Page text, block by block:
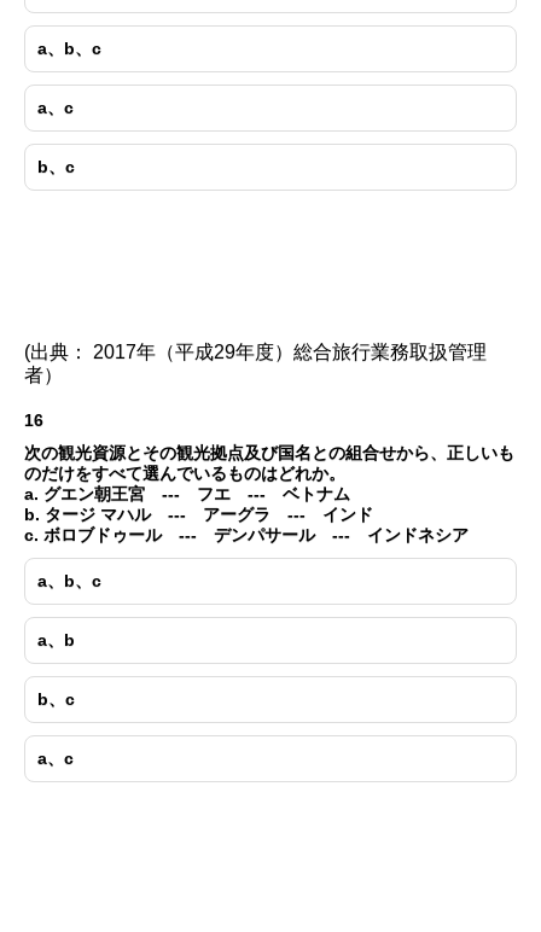
a、b、c
a、c
b、c
(出典： 2017年（平成29年度）総合旅行業務取扱管理
者）
16
次の観光資源とその観光拠点及び国名との組合せから、正しいも
のだけをすべて選んでいるものはどれか。
a. グエン朝王宮 --- フエ --- ベトナム
b. タージ マハル --- アーグラ --- インド
c. ボロブドゥール --- デンパサール --- インドネシア
a、b、c
a、b
b、c
a、c